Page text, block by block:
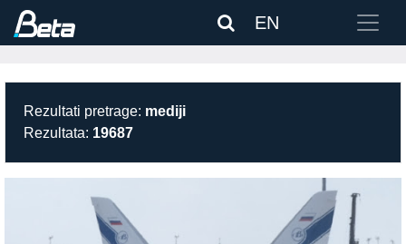
EN
Rezultati pretrage: mediji
Rezultata: 19687